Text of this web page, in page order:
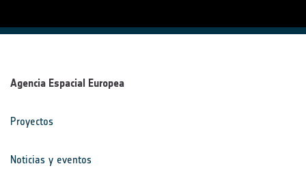
Agencia Espacial Europea
Proyectos
Noticias y eventos